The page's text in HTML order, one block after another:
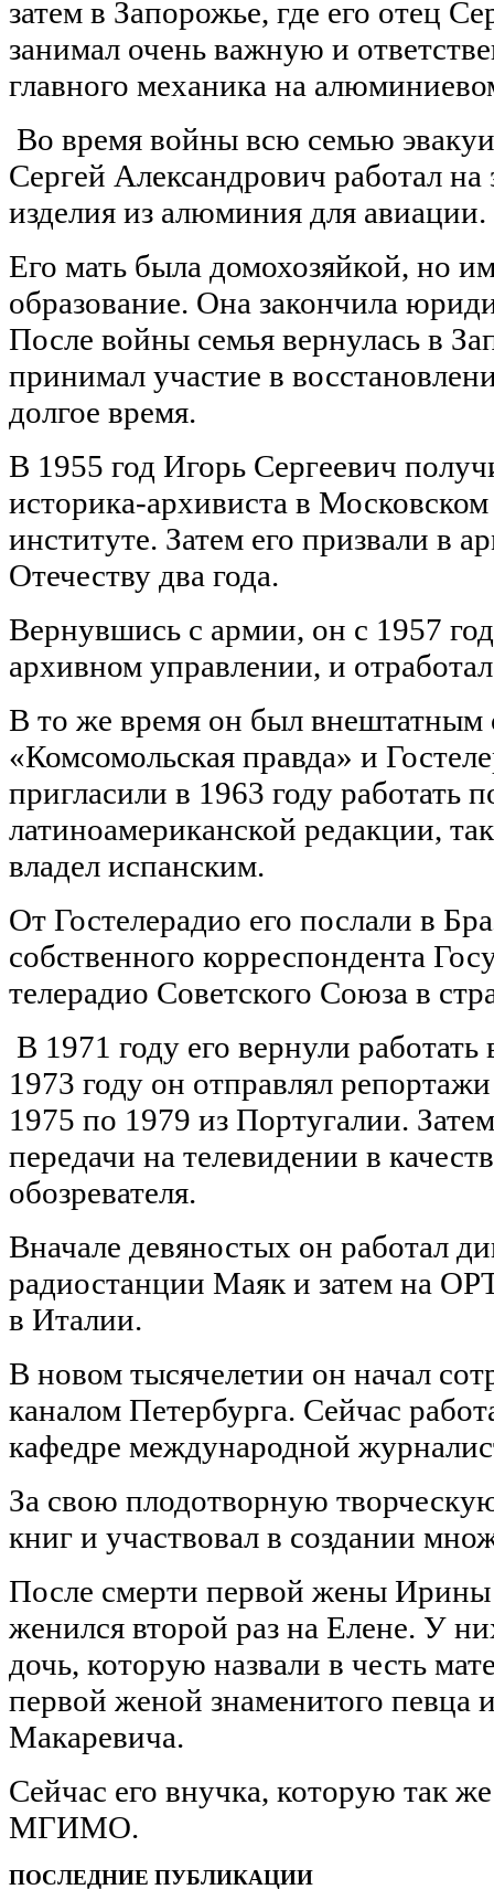
затем в Запорожье, где его отец
занимал очень важную и
главного механика на
Во время войны всю семью
Сергей Александрович работал
изделия из алюминия для авиации.
Его мать была домохозяйкой, но
образование. Она закончила
После войны семья вернулась в
принимал участие в
долгое время.
В 1955 год Игорь Сергеевич
историка-архивиста в
институте. Затем его призвали в
Отечеству два года.
Вернувшись с армии, он с 1957
архивном управлении, и
В то же время он был внештатным
«Комсомольская правда» и
пригласили в 1963 году работать
латиноамериканской редакции,
владел испанским.
От Гостелерадио его послали в
собственного корреспондента
телерадио Советского Союза в
В 1971 году его вернули
1973 году он отправлял
1975 по 1979 из Португалии.
передачи на телевидении в
обозревателя.
Вначале девяностых он работал
радиостанции Маяк и затем на
в Италии.
В новом тысячелетии он начал
каналом Петербурга. Сейчас
кафедре международной
За свою плодотворную
книг и участвовал в создании
После смерти первой жены Ирины
женился второй раз на Елене. У
дочь, которую назвали в честь
первой женой знаменитого певца
Макаревича.
Сейчас его внучка, которую так
МГИМО.
ПОСЛЕДНИЕ ПУБЛИКАЦИИ